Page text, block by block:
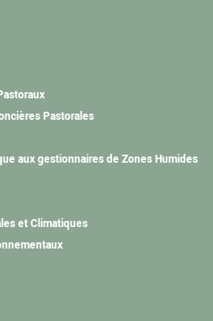
Pastorales
aux gestionnaires de Zones Humides
et Climatiques